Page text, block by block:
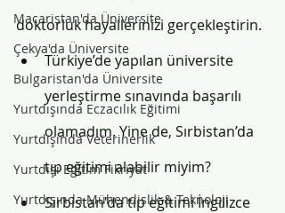
Macaristan'da Üniversite
Çekya'da Üniversite
Bulgaristan'da Üniversite
Yurtdışında Eczacılık Eğitimi
Yurtdışında Veterinerlik
Yurtdışı Eğitim Fikriyat
Yurtdışında Mühendislik & Teknoloji
doktorluk hayallerinizi gerçekleştirin.
Türkiye’de yapılan üniversite
yerleştirme sınavında başarılı
olamadım. Yine de, Sırbistan’da
tıp eğitimi alabilir miyim?
Sırbistan'da tıp eğitimi İngilizce